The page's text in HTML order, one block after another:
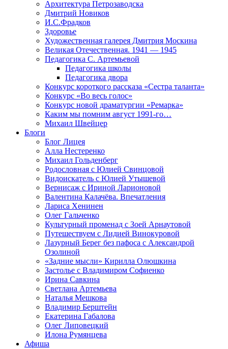
Архитектура Петрозаводска
Дмитрий Новиков
И.С.Фрадков
Здоровье
Художественная галерея Дмитрия Москина
Великая Отечественная. 1941 — 1945
Педагогика С. Артемьевой
Педагогика школы
Педагогика двора
Конкурс короткого рассказа «Сестра таланта»
Конкурс «Во весь голос»
Конкурс новой драматургии «Ремарка»
Каким мы помним август 1991-го…
Михаил Швейцер
Блоги
Блог Лицея
Алла Нестеренко
Михаил Гольденберг
Родословная с Юлией Свинцовой
Видоискатель с Юлией Утышевой
Вернисаж с Ириной Ларионовой
Валентина Калачёва. Впечатления
Лариса Хенинен
Олег Гальченко
Культурный променад с Зоей Арнаутовой
Путешествуем с Лидией Винокуровой
Лазурный Берег без пафоса с Александрой
Озолиной
«Задние мысли» Кирилла Олюшкина
Застолье с Владимиром Софиенко
Ирина Савкина
Светлана Артемьева
Наталья Мешкова
Владимир Берштейн
Екатерина Габалова
Олег Липовецкий
Илона Румянцева
Афиша